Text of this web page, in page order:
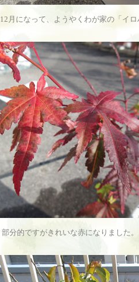
12月になって、ようやくわが家の「イ
部分的ですがきれいな赤になりました。